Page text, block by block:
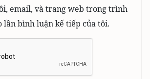
email, và trang web trong trình
lần bình luận kế tiếp của tôi.